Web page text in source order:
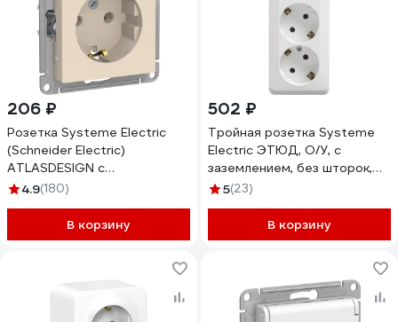
206 ₽
Розетка Systeme Electric
(Schneider Electric)
ATLASDESIGN с
заземлением, 16А, бежевый
4.9(180)
В корзину
502 ₽
Тройная розетка Systeme
Electric ЭТЮД, O/У, с
заземлением, без шторок,
16А, 250B, белый PA16-011B
5(23)
В корзину